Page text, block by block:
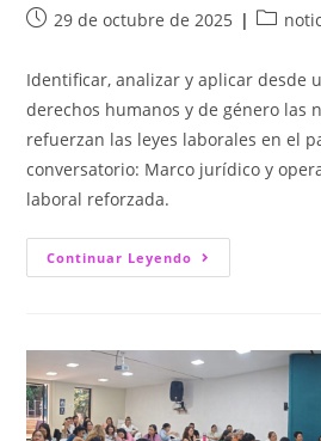
29 de octubre de 2025
Identificar, analizar y aplicar desde
derechos humanos y de género las
refuerzan las leyes laborales en el
conversatorio: Marco jurídico y
laboral reforzada.
Continuar Leyendo